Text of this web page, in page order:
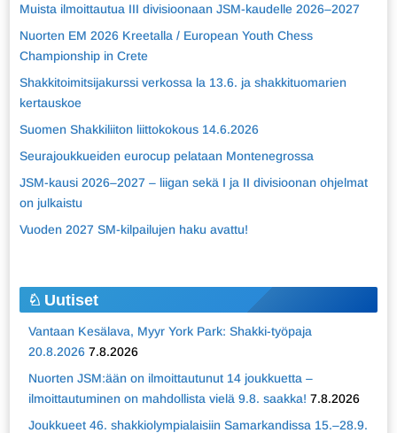
Muista ilmoittautua III divisioonaan JSM-kaudelle 2026–2027
Nuorten EM 2026 Kreetalla / European Youth Chess
Championship in Crete
Shakkitoimitsijakurssi verkossa la 13.6. ja shakkituomarien
kertauskoe
Suomen Shakkiliiton liittokokous 14.6.2026
Seurajoukkueiden eurocup pelataan Montenegrossa
JSM-kausi 2026–2027 – liigan sekä I ja II divisioonan ohjelmat
on julkaistu
Vuoden 2027 SM-kilpailujen haku avattu!
Uutiset
Vantaan Kesälava, Myyr York Park: Shakki-työpaja
20.8.2026 7.8.2026
Nuorten JSM:ään on ilmoittautunut 14 joukkuetta –
ilmoittautuminen on mahdollista vielä 9.8. saakka! 7.8.2026
Joukkueet 46. shakkiolympialaisiin Samarkandissa 15.–28.9.